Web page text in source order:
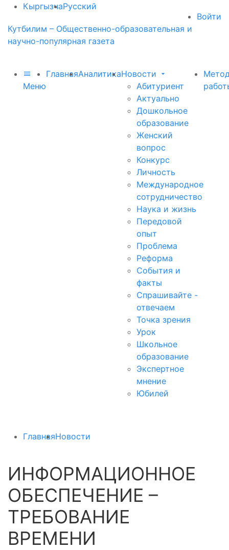
КыргызчаРусский
Войти
Кутбилим – Общественно-образовательная и
научно-популярная газета
Меню
ГлавнаяАналитикаНовости
Абитуриент
Актуально
Дошкольное
образование
Женский
вопрос
Конкурс
Личность
Международное
сотрудничество
Наука и жизнь
Передовой
опыт
Проблема
Реформа
События и
факты
Спрашивайте -
отвечаем
Точка зрения
Урок
Школьное
образование
Экспертное
мнение
Юбилей
ГлавнаяНовости
ИНФОРМАЦИОННОЕ
ОБЕСПЕЧЕНИЕ –
ТРЕБОВАНИЕ
ВРЕМЕНИ